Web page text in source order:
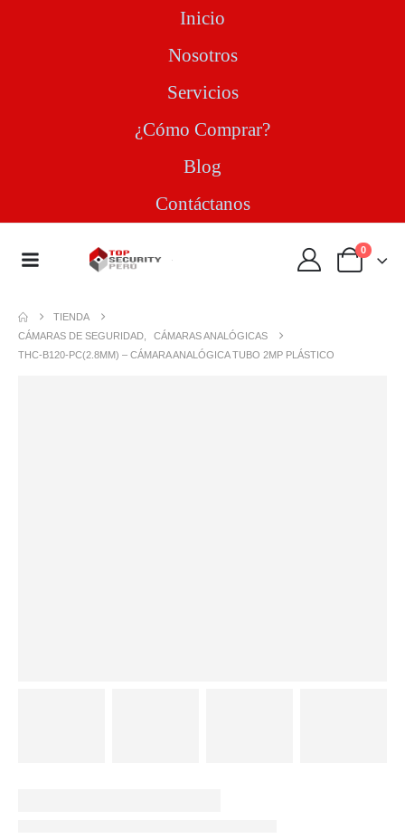
Inicio
Nosotros
Servicios
¿Cómo Comprar?
Blog
Contáctanos
0
TIENDA
CÁMARAS DE SEGURIDAD
CÁMARAS ANALÓGICAS
THC-B120-PC(2.8MM) – CÁMARA ANALÓGICA TUBO 2MP PLÁSTICO